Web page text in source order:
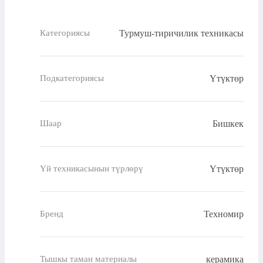
Категориясы Турмуш-тиричилик техникасы
Подкатегориясы Үтүктөр
Шаар Бишкек
Үй техникасынын түрлөрү Үтүктөр
Бренд Техномир
Тышкы таман материалы керамика